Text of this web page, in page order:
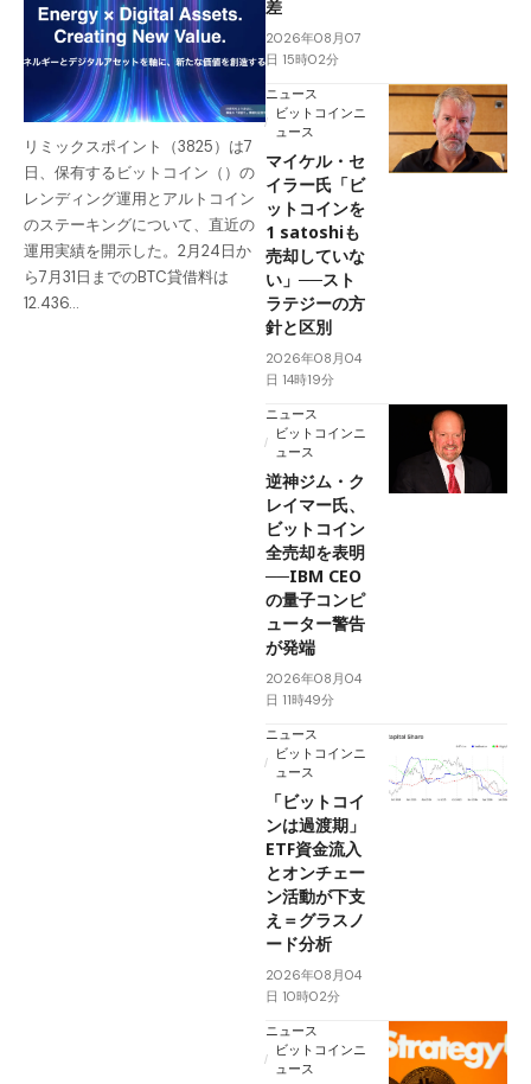
リミックスポイント（3825）は7
日、保有するビットコイン（）の
レンディング運用とアルトコイン
のステーキングについて、直近の
運用実績を開示した。2月24日か
ら7月31日までのBTC貸借料は
12.436…
差
2026年08月07
日 15時02分
ニュース
ビットコインニ
ュース
マイケル・セ
イラー氏「ビ
ットコインを
1 satoshiも
売却していな
い」──スト
ラテジーの方
針と区別
2026年08月04
日 14時19分
ニュース
ビットコインニ
ュース
逆神ジム・ク
レイマー氏、
ビットコイン
全売却を表明
──IBM CEO
の量子コンピ
ューター警告
が発端
2026年08月04
日 11時49分
ニュース
ビットコインニ
ュース
「ビットコイ
ンは過渡期」
ETF資金流入
とオンチェー
ン活動が下支
え＝グラスノ
ード分析
2026年08月04
日 10時02分
ニュース
ビットコインニ
ュース